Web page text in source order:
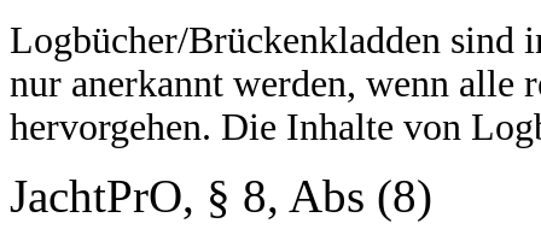
Logbücher/Brückenkladden sind
nur anerkannt werden, wenn alle
hervorgehen. Die Inhalte von
JachtPrO, § 8, Abs (8)